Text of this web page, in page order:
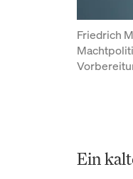
Friedrich
Ein